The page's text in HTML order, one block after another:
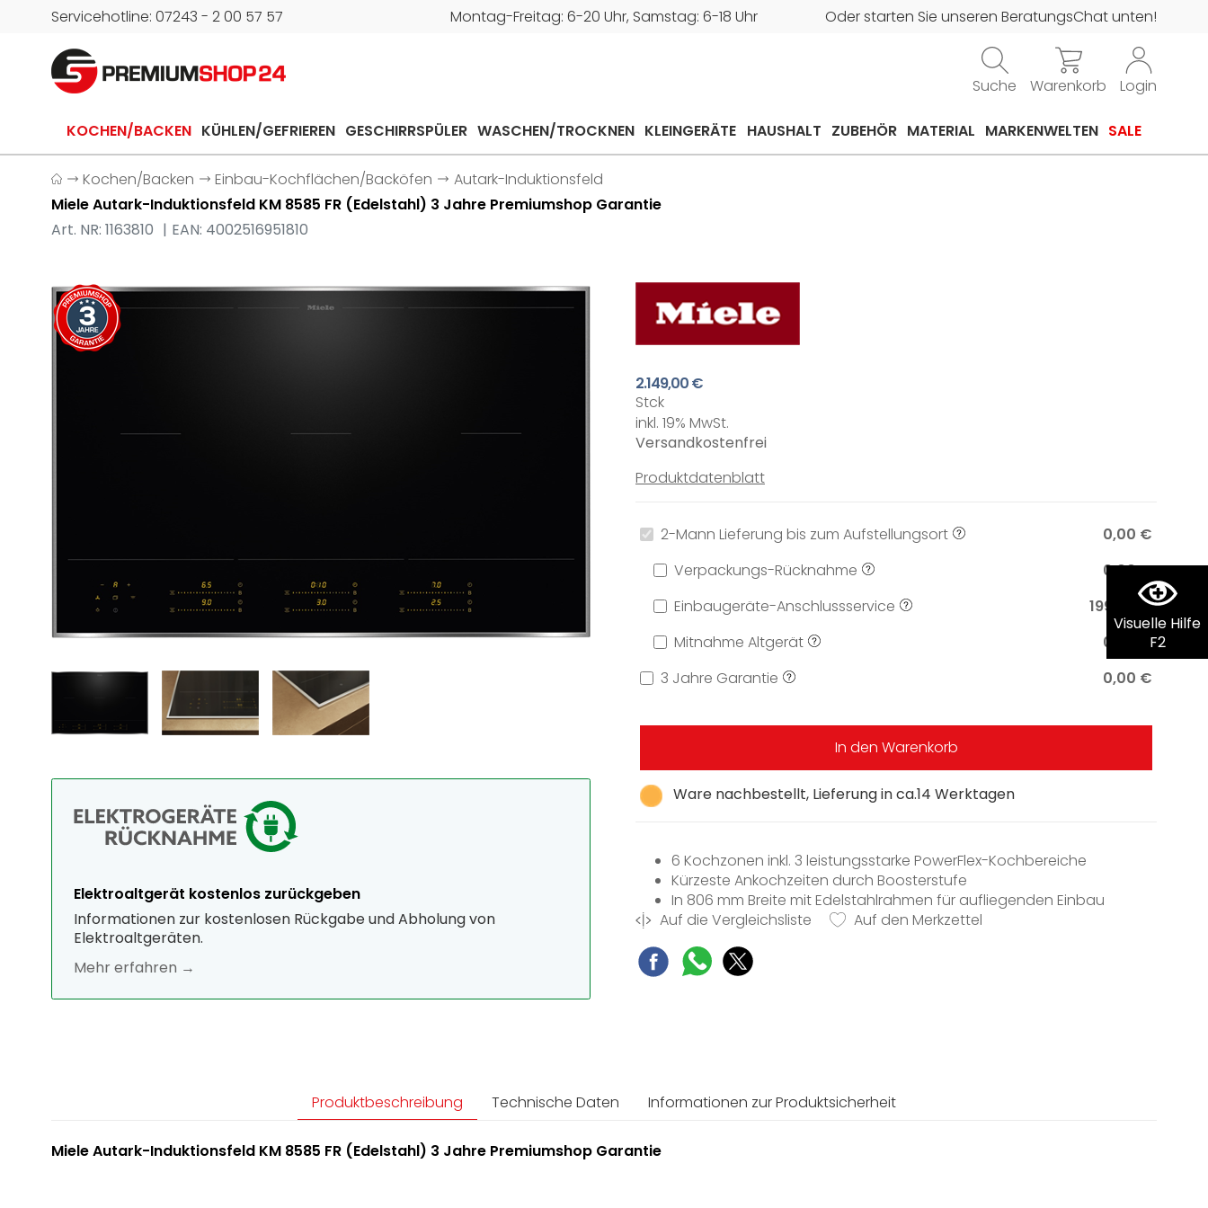
Visuelle Hilfe
F2
Servicehotline: 07243 - 2 00 57 57 Montag-Freitag: 6-20 Uhr, Samstag: 6-18 Uhr Oder starten Sie unseren BeratungsChat unten!
Suche Warenkorb Login
KOCHEN/BACKEN KÜHLEN/GEFRIEREN GESCHIRRSPÜLER WASCHEN/TROCKNEN KLEINGERÄTE HAUSHALT ZUBEHÖR MATERIAL MARKENWELTEN SALE
Kochen/Backen Einbau-Kochflächen/Backöfen
Autark-Induktionsfeld
Miele Autark-Induktionsfeld KM 8585 FR (Edelstahl) 3 Jahre Premiumshop Garantie
Art. NR: 1163810
EAN: 4002516951810
Elektroaltgerät kostenlos zurückgeben
Informationen zur kostenlosen Rückgabe und Abholung von
Elektroaltgeräten.
Mehr erfahren →
2.149,00 €
Stck
inkl. 19% MwSt.
Versandkostenfrei
Produktdatenblatt
Ware nachbestellt, Lieferung in ca.14 Werktagen
2-Mann Lieferung bis zum Aufstellungsort
0,00 €
Verpackungs-Rücknahme
0,00 €
Einbaugeräte-Anschlussservice
199,00 €
Mitnahme Altgerät
0,00 €
3 Jahre Garantie
0,00 €
In den Warenkorb
6 Kochzonen inkl. 3 leistungsstarke PowerFlex-Kochbereiche
Kürzeste Ankochzeiten durch Boosterstufe
In 806 mm Breite mit Edelstahlrahmen für aufliegenden Einbau
Auf die Vergleichsliste
Auf den Merkzettel
Produktbeschreibung Technische Daten Informationen zur Produktsicherheit
Miele Autark-Induktionsfeld KM 8585 FR (Edelstahl) 3 Jahre Premiumshop Garantie